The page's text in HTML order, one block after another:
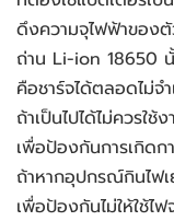
ดึงความจุไฟฟ้าของตั
ถ่าน Li-ion 18650
คือชาร์จได้ตลอดไม่จ
ถ้าเป็นไปได้ไม่ควรใ
เพื่อป้องกันการเกิดก
ถ้าหากอุปกรณ์กินไฟเ
เพื่อป้องกันไม่ให้ใช้ไ